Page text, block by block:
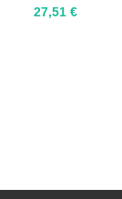
Precio
27,51 €